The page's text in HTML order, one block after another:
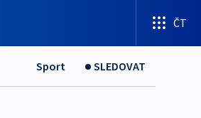
ČT
Sport SLEDOVAT